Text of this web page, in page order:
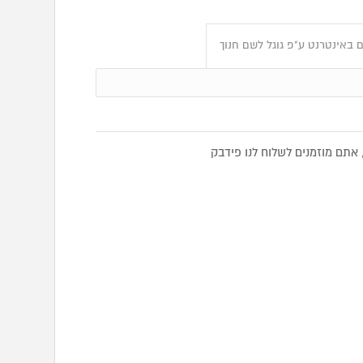
באינטרנט ע"פ גוגל לשם חנוך
מוזמנים לשלוח לנו פידבק